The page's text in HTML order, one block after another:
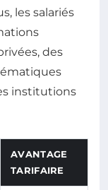
les salariés
des
institutions
AVANTAGE
TARIFAIRE